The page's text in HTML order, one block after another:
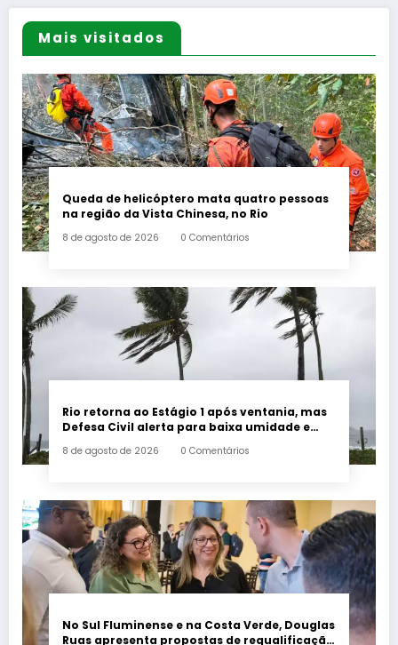
Mais visitados
Queda de helicóptero mata quatro pessoas
na região da Vista Chinesa, no Rio
8 de agosto de 2026 0 Comentários
Rio retorna ao Estágio 1 após ventania, mas
Defesa Civil alerta para baixa umidade e
8 de agosto de 2026 0 Comentários
No Sul Fluminense e na Costa Verde, Douglas
Ruas apresenta propostas de requalificação